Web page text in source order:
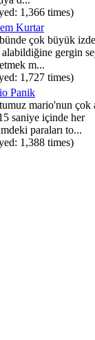
1,366 times)
Kurtar
çok büyük
alabildiğine gergin
m...
1,727 times)
Panik
mario'nun çok
saniye içinde her
paraları to...
1,388 times)